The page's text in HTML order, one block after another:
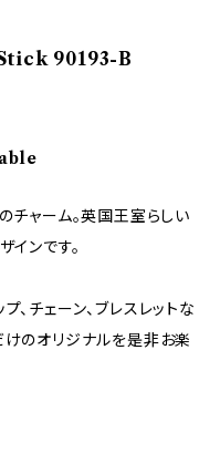
Stick 90193-B
チャーム。英国王室らしい
インです。
チェーン、ブレスレットな
のオリジナルを是非お楽